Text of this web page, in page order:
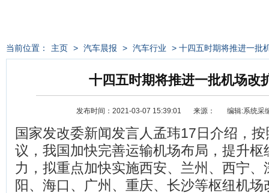
资讯 选车
当前位置： 主页 > 汽车晨报 > 汽车行业 > 十四五时期将推进一批
十四五时期将推进一批机场改
发布时间：2021-03-07 15:39:01 来源： 编辑:系统采
国家发改委新闻发言人孟玮17日介绍，
议，我国加快完善运输机场布局，提升枢
力，拟重点加快实施西安、兰州、西宁、
阳、海口、广州、重庆、长沙等枢纽机